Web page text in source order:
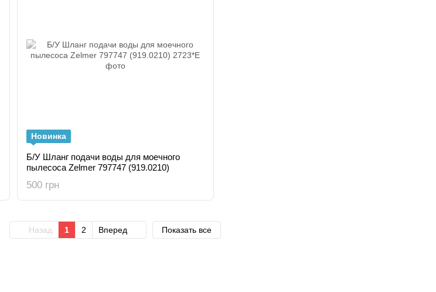
Новинка
Б/У Шланг подачи воды для моечного
пылесоса Zelmer 797747 (919.0210)
500 грн
Назад 1 2 Вперед Показать все